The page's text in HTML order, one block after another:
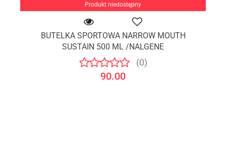
Produkt niedostępny
BUTELKA SPORTOWA NARROW MOUTH
SUSTAIN 500 ML /NALGENE
(0)
90.00